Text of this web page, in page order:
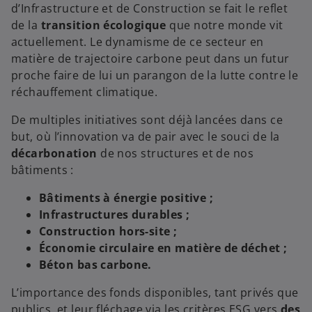
l
e
t
d’Infrastructure et de Construction se fait le reflet
de la transition écologique que notre monde vit
actuellement. Le dynamisme de ce secteur en
matière de trajectoire carbone peut dans un futur
proche faire de lui un parangon de la lutte contre le
réchauffement climatique.
De multiples initiatives sont déjà lancées dans ce
but, où l’innovation va de pair avec le souci de la
décarbonation de nos structures et de nos
bâtiments :
Bâtiments à énergie positive ;
Infrastructures durables ;
Construction hors-site ;
Économie circulaire en matière de déchet ;
Béton bas carbone.
L’importance des fonds disponibles, tant privés que